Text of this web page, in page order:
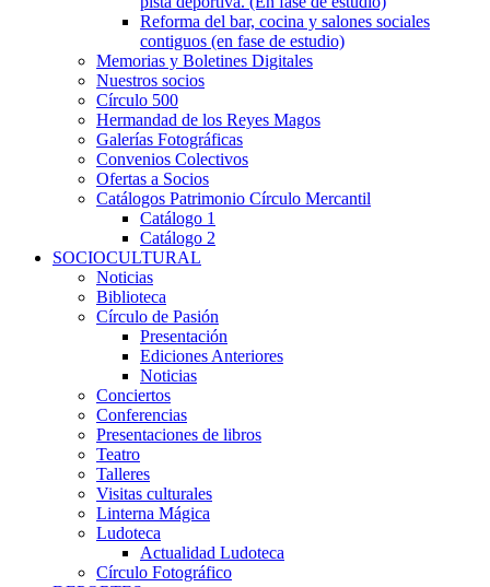
Reforma del bar, cocina y salones sociales
contiguos (en fase de estudio)
Memorias y Boletines Digitales
Nuestros socios
Círculo 500
Hermandad de los Reyes Magos
Galerías Fotográficas
Convenios Colectivos
Ofertas a Socios
Catálogos Patrimonio Círculo Mercantil
Catálogo 1
Catálogo 2
SOCIOCULTURAL
Noticias
Biblioteca
Círculo de Pasión
Presentación
Ediciones Anteriores
Noticias
Conciertos
Conferencias
Presentaciones de libros
Teatro
Talleres
Visitas culturales
Linterna Mágica
Ludoteca
Actualidad Ludoteca
Círculo Fotográfico